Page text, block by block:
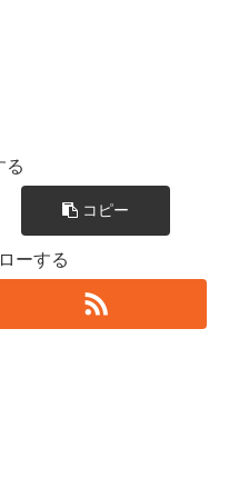
る
コピー
ーする